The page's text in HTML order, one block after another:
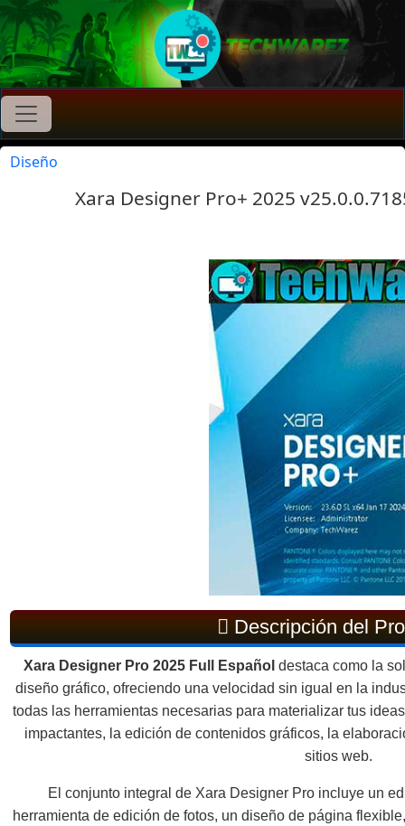
Diseño
Xara Designer Pro+ 2025
Descripción del
Xara Designer Pro 2025 Full Español destaca como la
diseño gráfico, ofreciendo una velocidad sin igual en la
todas las herramientas necesarias para materializar tus
impactantes, la edición de contenidos gráficos, la
sitios web.
El conjunto integral de Xara Designer Pro incluye un
herramienta de edición de fotos, un diseño de página